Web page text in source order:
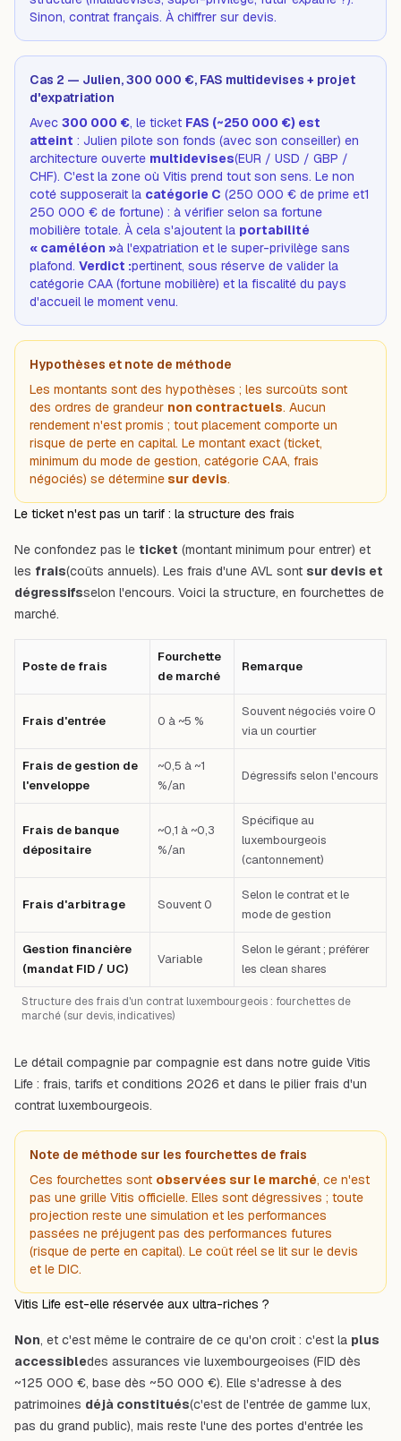
Sinon, contrat français. À chiffrer sur devis.
Cas 2 — Julien, 300 000 €, FAS multidevises + projet
d'expatriation
Avec 300 000 €, le ticket FAS (~250 000 €) est
atteint : Julien pilote son fonds (avec son conseiller) en
architecture ouverte multidevises(EUR / USD / GBP /
CHF). C'est la zone où Vitis prend tout son sens. Le non
coté supposerait la catégorie C (250 000 € de prime et1
250 000 € de fortune) : à vérifier selon sa fortune
mobilière totale. À cela s'ajoutent la portabilité
« caméléon »à l'expatriation et le super-privilège sans
plafond. Verdict :pertinent, sous réserve de valider la
catégorie CAA (fortune mobilière) et la fiscalité du pays
d'accueil le moment venu.
Hypothèses et note de méthode
Les montants sont des hypothèses ; les surcoûts sont
des ordres de grandeur non contractuels. Aucun
rendement n'est promis ; tout placement comporte un
risque de perte en capital. Le montant exact (ticket,
minimum du mode de gestion, catégorie CAA, frais
négociés) se déterminesur devis.
Le ticket n'est pas un tarif : la structure des frais
Ne confondez pas le ticket (montant minimum pour entrer) et
les frais(coûts annuels). Les frais d'une AVL sont sur devis et
dégressifsselon l'encours. Voici la structure, en fourchettes de
marché.
Structure des frais d'un contrat luxembourgeois : fourchettes de
marché (sur devis, indicatives)
Poste de frais
Fourchette
de marché
Remarque
Frais d'entrée 0 à ~5 %
Souvent négociés voire 0
via un courtier
Frais de gestion de
l'enveloppe
~0,5 à ~1
%/an
Dégressifs selon l'encours
Frais de banque
dépositaire
~0,1 à ~0,3
%/an
Spécifique au
luxembourgeois
(cantonnement)
Frais d'arbitrage Souvent 0
Selon le contrat et le
mode de gestion
Gestion financière
(mandat FID / UC)
Variable
Selon le gérant ; préférer
les clean shares
Le détail compagnie par compagnie est dans notre guide Vitis
Life : frais, tarifs et conditions 2026 et dans le pilier frais d'un
contrat luxembourgeois.
Note de méthode sur les fourchettes de frais
Ces fourchettes sont observées sur le marché, ce n'est
pas une grille Vitis officielle. Elles sont dégressives ; toute
projection reste une simulation et les performances
passées ne préjugent pas des performances futures
(risque de perte en capital). Le coût réel se lit sur le devis
et le DIC.
Vitis Life est-elle réservée aux ultra-riches ?
Non, et c'est même le contraire de ce qu'on croit : c'est la plus
accessibledes assurances vie luxembourgeoises (FID dès
~125 000 €, base dès ~50 000 €). Elle s'adresse à des
patrimoines déjà constitués(c'est de l'entrée de gamme lux,
pas du grand public), mais reste l'une des portes d'entrée les